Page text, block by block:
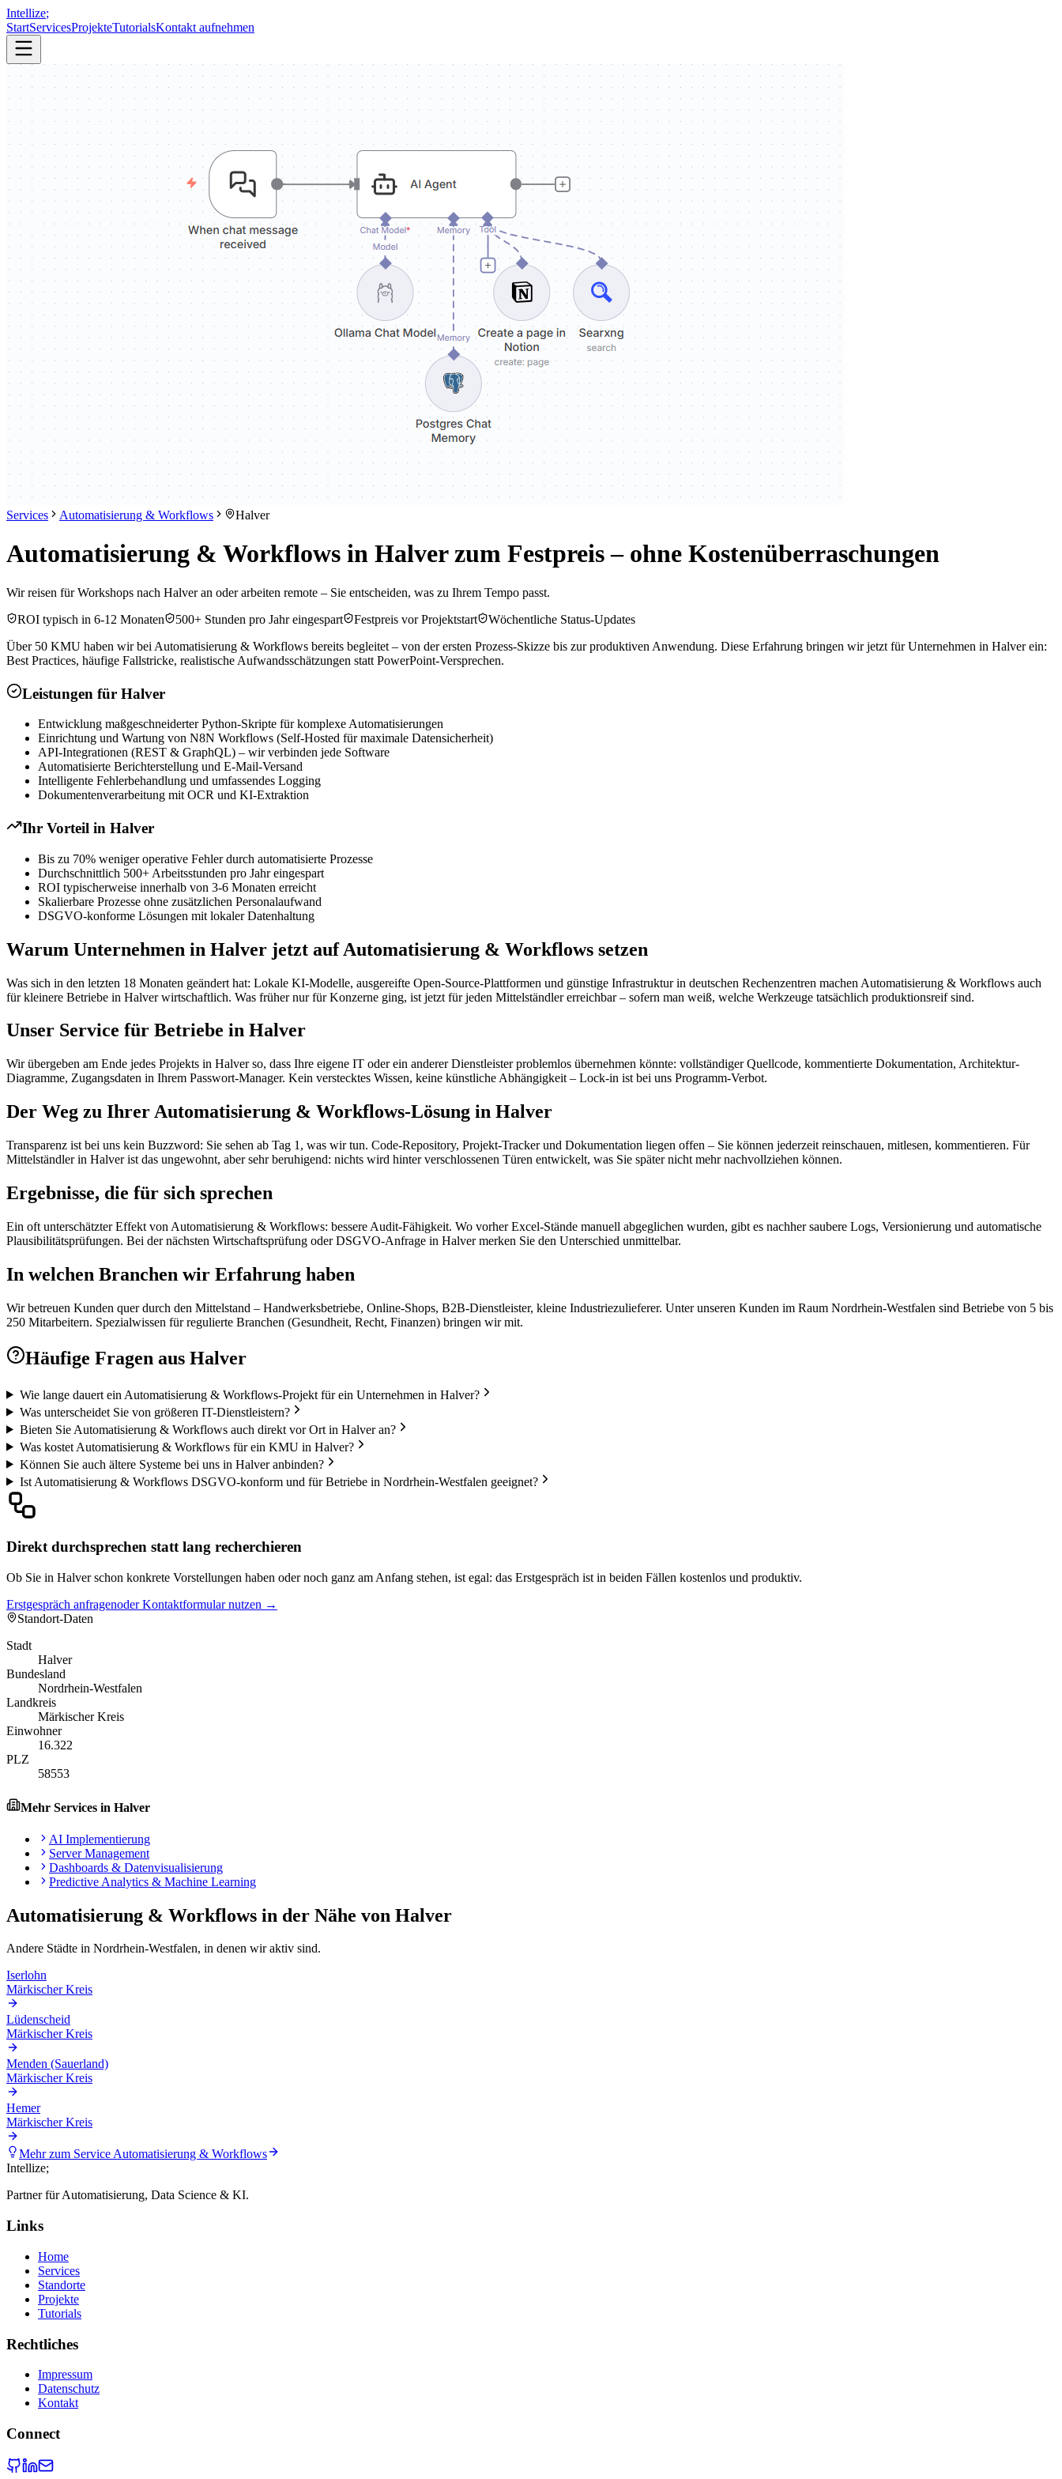
Intellize;
StartServicesProjekteTutorialsKontakt aufnehmen
Services Automatisierung & Workflows Halver
Automatisierung & Workflows in Halver zum Festpreis – ohne Kostenüberraschungen
Wir reisen für Workshops nach Halver an oder arbeiten remote – Sie entscheiden, was zu Ihrem Tempo passt.
ROI typisch in 6-12 Monaten
500+ Stunden pro Jahr eingespart Festpreis vor Projektstart
Wöchentliche Status-Updates
Über 50 KMU haben wir bei Automatisierung & Workflows bereits begleitet – von der ersten Prozess-Skizze bis zur produktiven Anwendung. Diese Erfahrung bringen wir jetzt für Unternehmen in Halver ein:
Best Practices, häufige Fallstricke, realistische Aufwandsschätzungen statt PowerPoint-Versprechen.
Leistungen für Halver
Entwicklung maßgeschneiderter Python-Skripte für komplexe Automatisierungen
Einrichtung und Wartung von N8N Workflows (Self-Hosted für maximale Datensicherheit)
API-Integrationen (REST & GraphQL) – wir verbinden jede Software
Automatisierte Berichterstellung und E-Mail-Versand
Intelligente Fehlerbehandlung und umfassendes Logging
Dokumentenverarbeitung mit OCR und KI-Extraktion
Ihr Vorteil in Halver
Bis zu 70% weniger operative Fehler durch automatisierte Prozesse
Durchschnittlich 500+ Arbeitsstunden pro Jahr eingespart
ROI typischerweise innerhalb von 3-6 Monaten erreicht
Skalierbare Prozesse ohne zusätzlichen Personalaufwand
DSGVO-konforme Lösungen mit lokaler Datenhaltung
Warum Unternehmen in Halver jetzt auf Automatisierung & Workflows setzen
Was sich in den letzten 18 Monaten geändert hat: Lokale KI-Modelle, ausgereifte Open-Source-Plattformen und günstige Infrastruktur in deutschen Rechenzentren machen Automatisierung & Workflows auch
für kleinere Betriebe in Halver wirtschaftlich. Was früher nur für Konzerne ging, ist jetzt für jeden Mittelständler erreichbar – sofern man weiß, welche Werkzeuge tatsächlich produktionsreif sind.
Unser Service für Betriebe in Halver
Wir übergeben am Ende jedes Projekts in Halver so, dass Ihre eigene IT oder ein anderer Dienstleister problemlos übernehmen könnte: vollständiger Quellcode, kommentierte Dokumentation, Architektur-
Diagramme, Zugangsdaten in Ihrem Passwort-Manager. Kein verstecktes Wissen, keine künstliche Abhängigkeit – Lock-in ist bei uns Programm-Verbot.
Der Weg zu Ihrer Automatisierung & Workflows-Lösung in Halver
Transparenz ist bei uns kein Buzzword: Sie sehen ab Tag 1, was wir tun. Code-Repository, Projekt-Tracker und Dokumentation liegen offen – Sie können jederzeit reinschauen, mitlesen, kommentieren. Für
Mittelständler in Halver ist das ungewohnt, aber sehr beruhigend: nichts wird hinter verschlossenen Türen entwickelt, was Sie später nicht mehr nachvollziehen können.
Ergebnisse, die für sich sprechen
Ein oft unterschätzter Effekt von Automatisierung & Workflows: bessere Audit-Fähigkeit. Wo vorher Excel-Stände manuell abgeglichen wurden, gibt es nachher saubere Logs, Versionierung und automatische
Plausibilitätsprüfungen. Bei der nächsten Wirtschaftsprüfung oder DSGVO-Anfrage in Halver merken Sie den Unterschied unmittelbar.
In welchen Branchen wir Erfahrung haben
Wir betreuen Kunden quer durch den Mittelstand – Handwerksbetriebe, Online-Shops, B2B-Dienstleister, kleine Industriezulieferer. Unter unseren Kunden im Raum Nordrhein-Westfalen sind Betriebe von 5 bis
250 Mitarbeitern. Spezialwissen für regulierte Branchen (Gesundheit, Recht, Finanzen) bringen wir mit.
Häufige Fragen aus Halver
Wie lange dauert ein Automatisierung & Workflows-Projekt für ein Unternehmen in Halver?
Was unterscheidet Sie von größeren IT-Dienstleistern?
Bieten Sie Automatisierung & Workflows auch direkt vor Ort in Halver an?
Was kostet Automatisierung & Workflows für ein KMU in Halver?
Können Sie auch ältere Systeme bei uns in Halver anbinden?
Ist Automatisierung & Workflows DSGVO-konform und für Betriebe in Nordrhein-Westfalen geeignet?
Direkt durchsprechen statt lang recherchieren
Ob Sie in Halver schon konkrete Vorstellungen haben oder noch ganz am Anfang stehen, ist egal: das Erstgespräch ist in beiden Fällen kostenlos und produktiv.
Erstgespräch anfragenoder Kontaktformular nutzen →
Standort-Daten
Stadt
Halver
Bundesland
Nordrhein-Westfalen
Landkreis
Märkischer Kreis
Einwohner
16.322
PLZ
58553
Mehr Services in Halver
AI Implementierung
Server Management
Dashboards & Datenvisualisierung
Predictive Analytics & Machine Learning
Automatisierung & Workflows in der Nähe von Halver
Andere Städte in Nordrhein-Westfalen, in denen wir aktiv sind.
Iserlohn
Märkischer Kreis
Lüdenscheid
Märkischer Kreis
Menden (Sauerland)
Märkischer Kreis
Hemer
Märkischer Kreis
Mehr zum ServiceAutomatisierung & Workflows
Intellize;
Partner für Automatisierung, Data Science & KI.
Links
Home
Services
Standorte
Projekte
Tutorials
Rechtliches
Impressum
Datenschutz
Kontakt
Connect